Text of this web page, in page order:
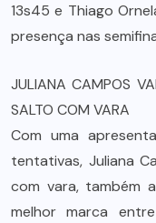
13s45 e Thiago
presença nas
JULIANA CAMPOS
SALTO COM VARA
Com uma
tentativas, Juliana
com vara, também
melhor marca